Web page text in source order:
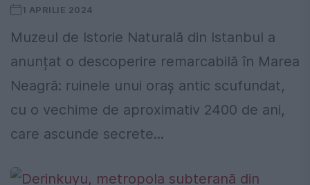
1 APRILIE 2024
Muzeul de Istorie Naturală din Istanbul a
anunțat o descoperire remarcabilă în Marea
Neagră: ruinele unui oraș antic scufundat,
cu o vechime de aproximativ 2400 de ani,
care ascunde secrete...